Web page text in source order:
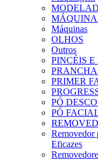
Máquinas
OLHOS
Outros
PINCÉIS E
PRIMER
PÓ
PÓ
Removedor
Eficazes